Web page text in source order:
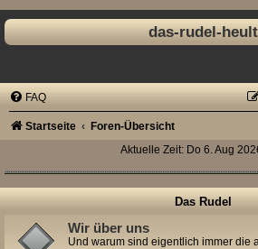
das-rudel-heult
FAQ
Startseite
Foren-Übersicht
Aktuelle Zeit: Do 6. Aug
Das Rudel
Wir über uns
Und warum sind eigentlich immer die